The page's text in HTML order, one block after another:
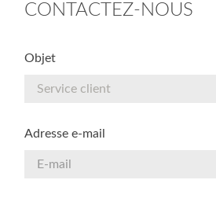
CONTACTEZ-NOUS
Objet
Adresse e-mail